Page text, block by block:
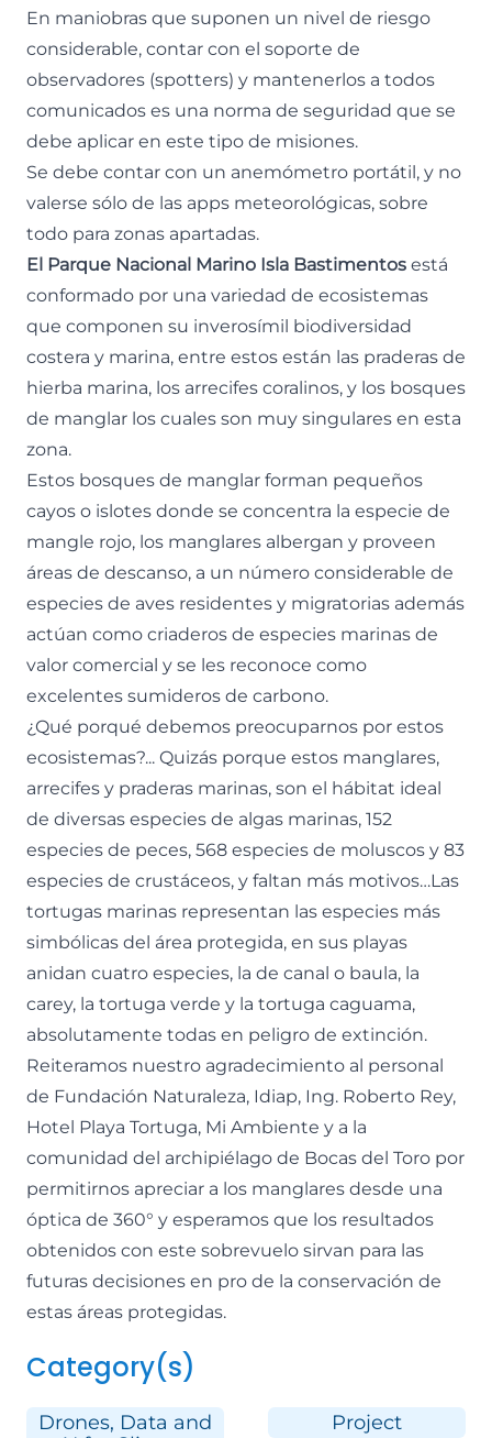
En maniobras que suponen un nivel de riesgo
considerable, contar con el soporte de
observadores (spotters) y mantenerlos a todos
comunicados es una norma de seguridad que se
debe aplicar en este tipo de misiones.
Se debe contar con un anemómetro portátil, y no
valerse sólo de las apps meteorológicas, sobre
todo para zonas apartadas.
El Parque Nacional Marino Isla Bastimentos está
conformado por una variedad de ecosistemas
que componen su inverosímil biodiversidad
costera y marina, entre estos están las praderas de
hierba marina, los arrecifes coralinos, y los bosques
de manglar los cuales son muy singulares en esta
zona.
Estos bosques de manglar forman pequeños
cayos o islotes donde se concentra la especie de
mangle rojo, los manglares albergan y proveen
áreas de descanso, a un número considerable de
especies de aves residentes y migratorias además
actúan como criaderos de especies marinas de
valor comercial y se les reconoce como
excelentes sumideros de carbono.
¿Qué porqué debemos preocuparnos por estos
ecosistemas?... Quizás porque estos manglares,
arrecifes y praderas marinas, son el hábitat ideal
de diversas especies de algas marinas, 152
especies de peces, 568 especies de moluscos y 83
especies de crustáceos, y faltan más motivos…Las
tortugas marinas representan las especies más
simbólicas del área protegida, en sus playas
anidan cuatro especies, la de canal o baula, la
carey, la tortuga verde y la tortuga caguama,
absolutamente todas en peligro de extinción.
Reiteramos nuestro agradecimiento al personal
de Fundación Naturaleza, Idiap, Ing. Roberto Rey,
Hotel Playa Tortuga, Mi Ambiente y a la
comunidad del archipiélago de Bocas del Toro por
permitirnos apreciar a los manglares desde una
óptica de 360° y esperamos que los resultados
obtenidos con este sobrevuelo sirvan para las
futuras decisiones en pro de la conservación de
estas áreas protegidas.
Category(s)
Drones, Data and
Project